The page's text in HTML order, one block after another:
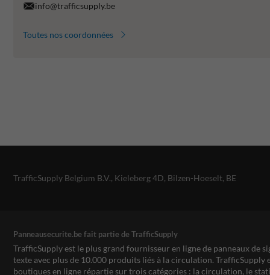
info@trafficsupply.be
Toutes nos coordonnées
TrafficSupply Belgium B.V., Kieleberg 4D, Bilzen-Hoeselt, BE
Panneausecurite.be fait partie de TrafficSupply
TrafficSupply est le plus grand fournisseur en ligne de panneaux de
texte avec plus de 10.000 produits liés à la circulation. TrafficSupply
boutiques en ligne répartie sur trois catégories : la circulation, le